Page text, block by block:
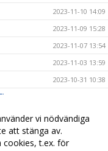
2023-11-10 14:09
2023-11-09 15:28
2023-11-07 13:54
2023-11-03 13:59
2023-10-31 10:38
2023-10-21 08:18
2023-09-27 16:31
2023-09-01 11:20
vi nödvändiga
att stänga av.
cookies, t.ex. för